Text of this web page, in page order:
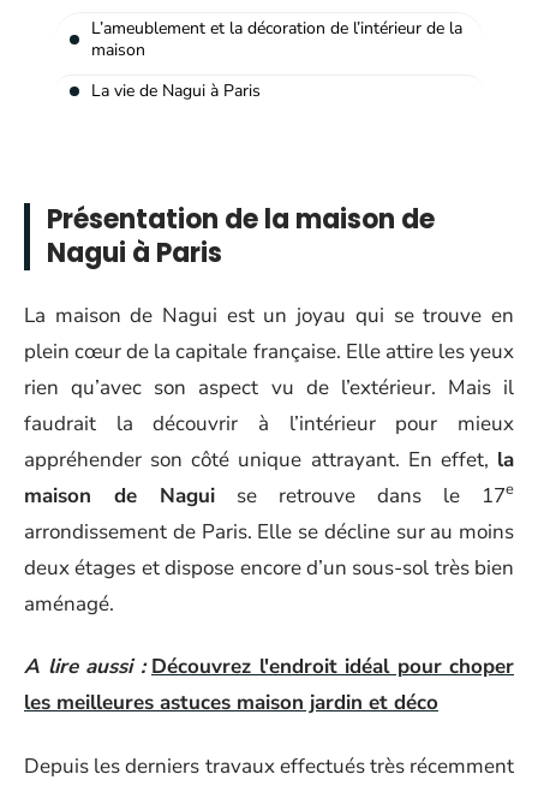
L’ameublement et la décoration de l’intérieur de la
maison
La vie de Nagui à Paris
Présentation de la maison de
Nagui à Paris
La maison de Nagui est un joyau qui se trouve en
plein cœur de la capitale française. Elle attire les yeux
rien qu’avec son aspect vu de l’extérieur. Mais il
faudrait la découvrir à l’intérieur pour mieux
appréhender son côté unique attrayant. En effet, la
maison de Nagui se retrouve dans le 17e
arrondissement de Paris. Elle se décline sur au moins
deux étages et dispose encore d’un sous-sol très bien
aménagé.
A lire aussi : Découvrez l'endroit idéal pour choper
les meilleures astuces maison jardin et déco
Depuis les derniers travaux effectués très récemment